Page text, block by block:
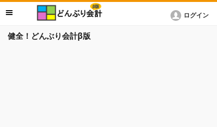
健全！どんぶり会計β版
ログイン